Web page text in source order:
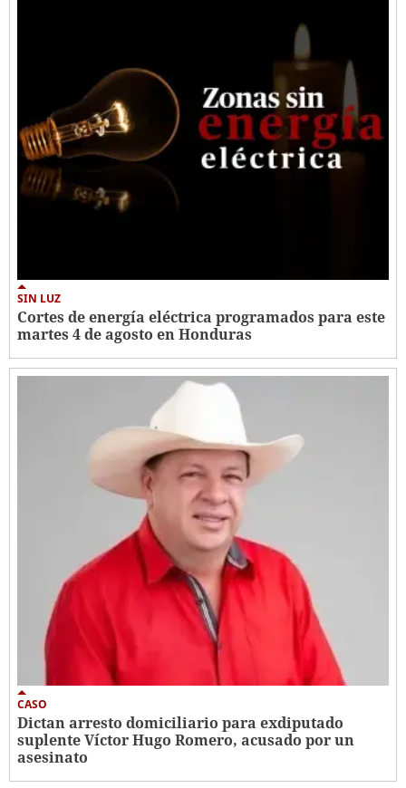
SIN LUZ
Cortes de energía eléctrica programados para este
martes 4 de agosto en Honduras
CASO
Dictan arresto domiciliario para exdiputado
suplente Víctor Hugo Romero, acusado por un
asesinato